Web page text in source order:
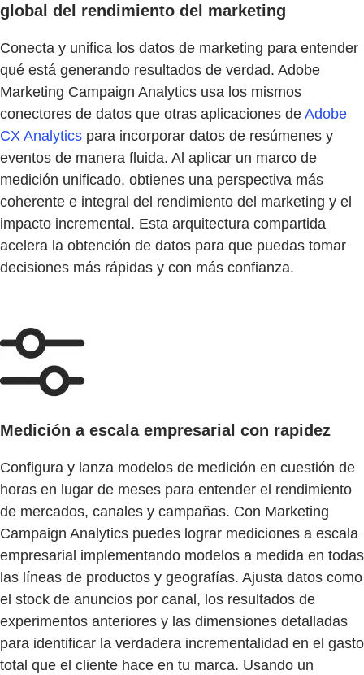
global del rendimiento del marketing
Conecta y unifica los datos de marketing para entender
qué está generando resultados de verdad. Adobe
Marketing Campaign Analytics usa los mismos
conectores de datos que otras aplicaciones de Adobe
CX Analytics para incorporar datos de resúmenes y
eventos de manera fluida. Al aplicar un marco de
medición unificado, obtienes una perspectiva más
coherente e integral del rendimiento del marketing y el
impacto incremental. Esta arquitectura compartida
acelera la obtención de datos para que puedas tomar
decisiones más rápidas y con más confianza.
Medición a escala empresarial con rapidez
Configura y lanza modelos de medición en cuestión de
horas en lugar de meses para entender el rendimiento
de mercados, canales y campañas. Con Marketing
Campaign Analytics puedes lograr mediciones a escala
empresarial implementando modelos a medida en todas
las líneas de productos y geografías. Ajusta datos como
el stock de anuncios por canal, los resultados de
experimentos anteriores y las dimensiones detalladas
para identificar la verdadera incrementalidad en el gasto
total que el cliente hace en tu marca. Usando un